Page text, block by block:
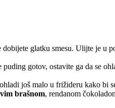
glatku smesu. Ulijte je u
gotov, ostavite ga da se
još malo u frižideru kako bi
brašnom, rendanom